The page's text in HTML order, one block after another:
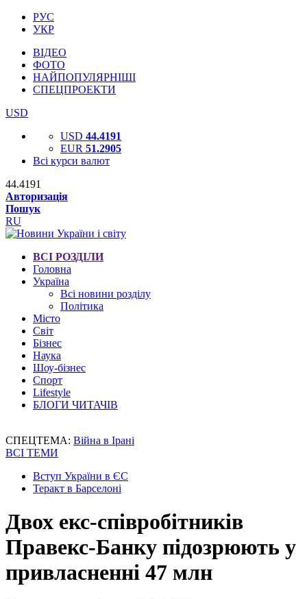
РУС
УКР
ВІДЕО
ФОТО
НАЙПОПУЛЯРНІШІ
СПЕЦПРОЕКТИ
USD
USD 44.4191
EUR 51.2905
Всі курси валют
44.4191
Авторизація
Пошук
RU
ВСІ РОЗДІЛИ
Головна
Україна
Всі новини розділу
Політика
Місто
Світ
Бізнес
Наука
Шоу-бізнес
Спорт
Lifestyle
БЛОГИ ЧИТАЧІВ
СПЕЦТЕМА: Війна в Ірані
ВСІ ТЕМИ
Вступ України в ЄС
Теракт в Барселоні
Двох екс-співробітників
Правекс-Банку підозрюють у
привласненні 47 млн